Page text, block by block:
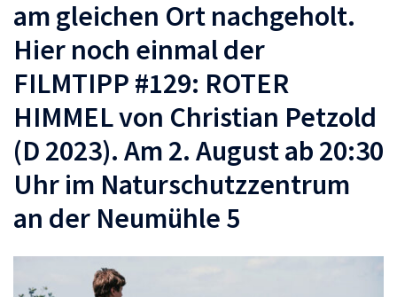
am gleichen Ort nachgeholt.
Hier noch einmal der
FILMTIPP #129: ROTER
HIMMEL von Christian Petzold
(D 2023). Am 2. August ab 20:30
Uhr im Naturschutzzentrum
an der Neumühle 5